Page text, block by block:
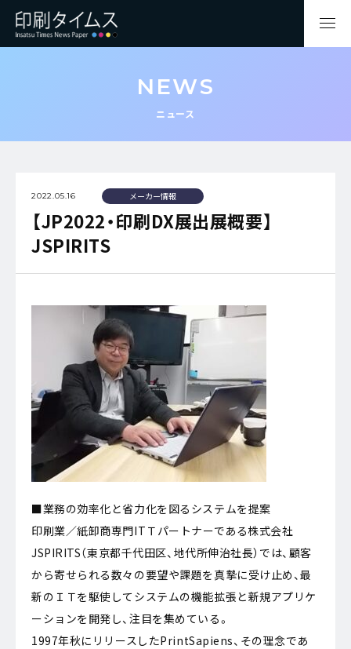
NEWS
ニュース
2022.05.16 メーカー情報
【JP2022・印刷DX展出展概要】
JSPIRITS
■業務の効率化と省力化を図るシステムを提案
印刷業／紙卸商専門ITＴパートナーである株式会社
JSPIRITS（東京都千代田区、地代所伸治社長）では、顧客
から寄せられる数々の要望や課題を真摯に受け止め、最
新のＩＴを駆使してシステムの機能拡張と新規アプリケ
ーションを開発し、注目を集めている。
1997年秋にリリースしたPrintSapiens、その理念であ